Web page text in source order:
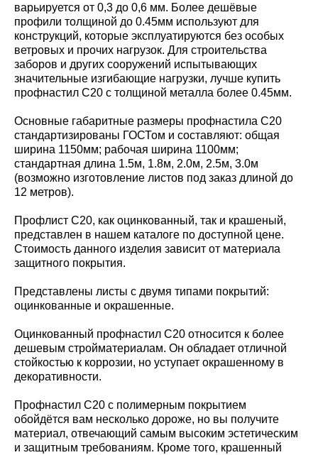
варьируется от 0,3 до 0,6 мм. Более дешёвые
профили толщиной до 0.45мм используют для
конструкций, которые эксплуатируются без особых
ветровых и прочих нагрузок. Для строительства
заборов и других сооружений испытывающих
значительные изгибающие нагрузки, лучше купить
профнастил С20 с толщиной металла более 0.45мм.
Основные габаритные размеры профнастила С20
стандартизированы ГОСТом и составляют: общая
ширина 1150мм; рабочая ширина 1100мм;
стандартная длина 1.5м, 1.8м, 2.0м, 2.5м, 3.0м
(возможно изготовление листов под заказ длиной до
12 метров).
Профлист С20, как оцинкованный, так и крашеный,
представлен в нашем каталоге по доступной цене.
Стоимость данного изделия зависит от материала
защитного покрытия.
Представлены листы с двумя типами покрытий:
оцинкованные и окрашенные.
Оцинкованный профнастил С20 относится к более
дешевым стройматериалам. Он обладает отличной
стойкостью к коррозии, но уступает окрашенному в
декоративности.
Профнастил С20 с полимерным покрытием
обойдётся вам несколько дороже, но вы получите
материал, отвечающий самым высоким эстетическим
и защитным требованиям. Кроме того, крашенный